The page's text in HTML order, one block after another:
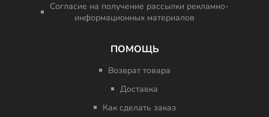
Согласие на получение рассылки рекламно-
информационных материалов
ПОМОЩЬ
Возврат товара
Доставка
Как сделать заказ